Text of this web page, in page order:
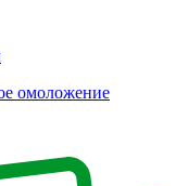
омоложение